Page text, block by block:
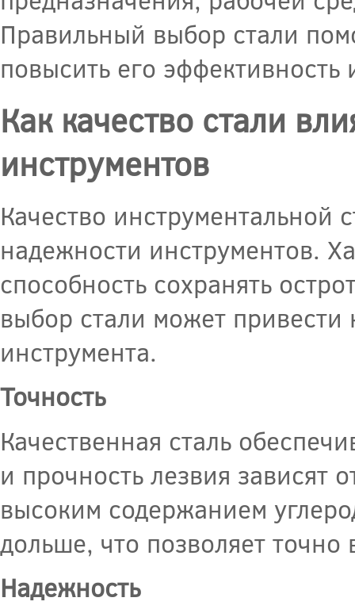
Правильный выбор стали
повысить его эффективность
Как качество стали
инструментов
Качество инструментальной
надежности инструментов.
способность сохранять
выбор стали может
инструмента.
Точность
Качественная сталь
и прочность лезвия зависят
высоким содержанием
дольше, что позволяет
Надежность